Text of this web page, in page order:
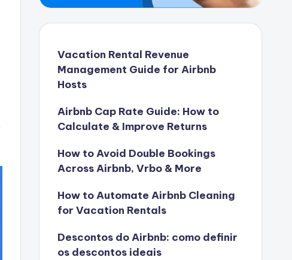
Vacation Rental Revenue
Management Guide for Airbnb
Hosts
Airbnb Cap Rate Guide: How to
Calculate & Improve Returns
How to Avoid Double Bookings
Across Airbnb, Vrbo & More
How to Automate Airbnb Cleaning
for Vacation Rentals
Descontos do Airbnb: como definir
os descontos ideais